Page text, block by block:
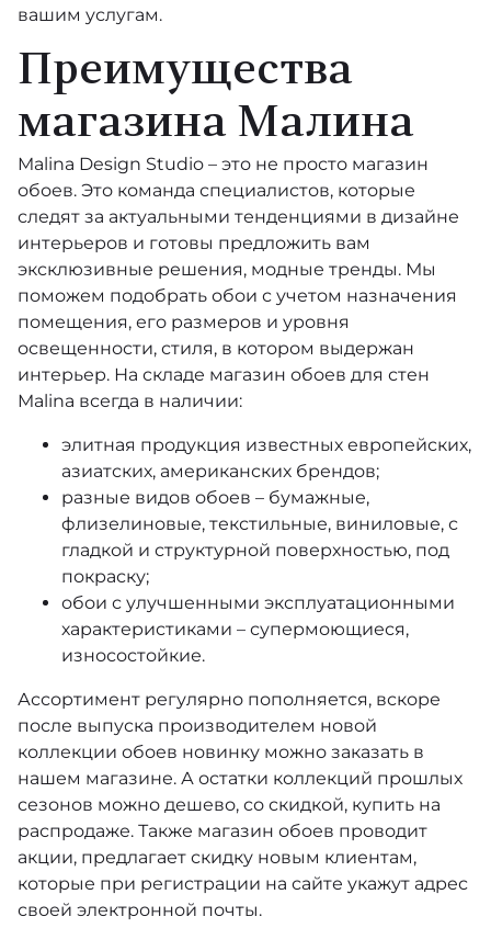
вашим услугам.
Преимущества
магазина Малина
Malina Design Studio – это не просто магазин
обоев. Это команда специалистов, которые
следят за актуальными тенденциями в дизайне
интерьеров и готовы предложить вам
эксклюзивные решения, модные тренды. Мы
поможем подобрать обои с учетом назначения
помещения, его размеров и уровня
освещенности, стиля, в котором выдержан
интерьер. На складе магазин обоев для стен
Malina всегда в наличии:
элитная продукция известных европейских,
азиатских, американских брендов;
разные видов обоев – бумажные,
флизелиновые, текстильные, виниловые, с
гладкой и структурной поверхностью, под
покраску;
обои с улучшенными эксплуатационными
характеристиками – супермоющиеся,
износостойкие.
Ассортимент регулярно пополняется, вскоре
после выпуска производителем новой
коллекции обоев новинку можно заказать в
нашем магазине. А остатки коллекций прошлых
сезонов можно дешево, со скидкой, купить на
распродаже. Также магазин обоев проводит
акции, предлагает скидку новым клиентам,
которые при регистрации на сайте укажут адрес
своей электронной почты.